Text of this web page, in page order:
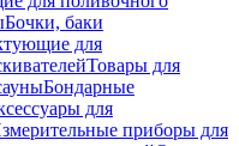
Бочки, баки
для
Товары для
Бондарные
для
приборы для